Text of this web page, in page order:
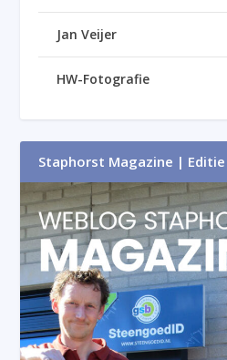
Jan Veijer
HW-Fotografie
Staphorst Magazine | Editie